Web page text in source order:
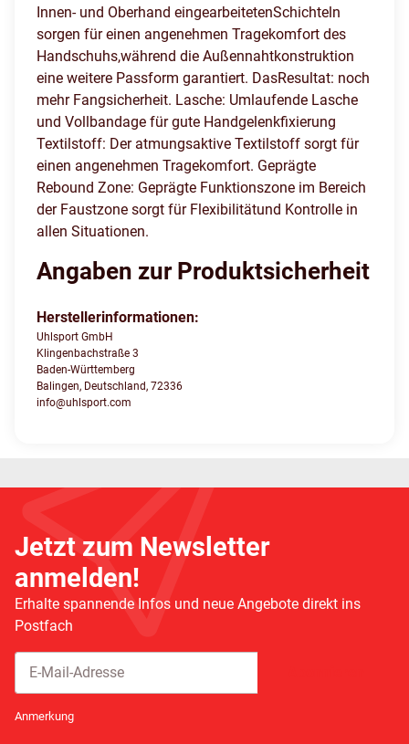
Innen- und Oberhand eingearbeitetenSchichteln
sorgen für einen angenehmen Tragekomfort des
Handschuhs,während die Außennahtkonstruktion
eine weitere Passform garantiert. DasResultat: noch
mehr Fangsicherheit. Lasche: Umlaufende Lasche
und Vollbandage für gute Handgelenkfixierung
Textilstoff: Der atmungsaktive Textilstoff sorgt für
einen angenehmen Tragekomfort. Geprägte
Rebound Zone: Geprägte Funktionszone im Bereich
der Faustzone sorgt für Flexibilitätund Kontrolle in
allen Situationen.
Angaben zur Produktsicherheit
Herstellerinformationen:
Uhlsport GmbH
Klingenbachstraße 3
Baden-Württemberg
Balingen, Deutschland, 72336
info@uhlsport.com
Jetzt zum Newsletter
anmelden!
Erhalte spannende Infos und neue Angebote direkt ins
Postfach
Anmerkung